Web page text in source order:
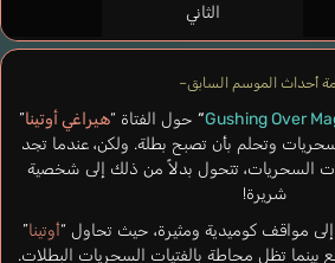
أحداث الموسم السابق–
Gushing Over
“ حول الفتاة “هيراغي أوتينا”
وتحلم بأن تصبح بطلة. ولكن، عندما تجد
السحريات، تتحول بدلاً من ذلك إلى شخصية
شريرة!
إلى مواقف كوميدية ومثيرة، حيث تحاول “أوتينا”
بينما تظل محاطة بالفتيات السحريات البطلات.
الثاني